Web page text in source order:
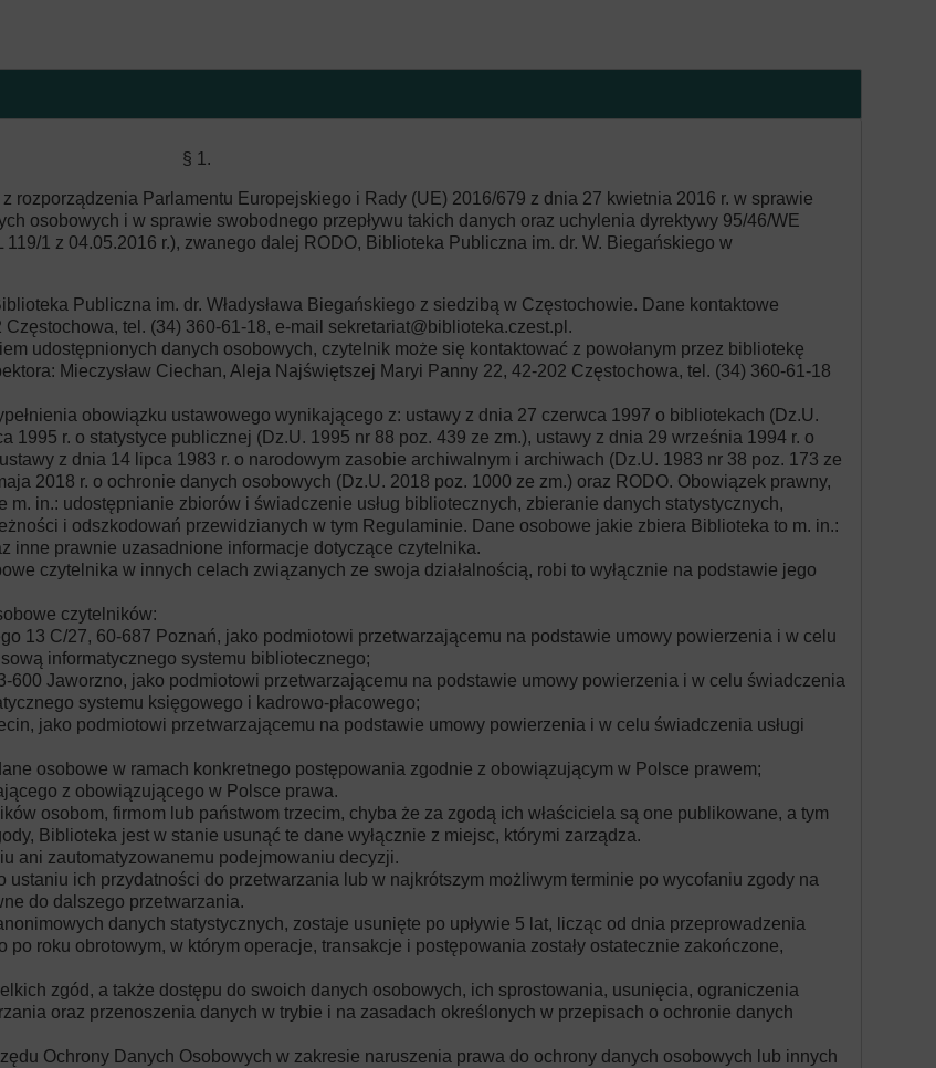
Newsletter
Małoletnich
§ 1.
Parlamentu Europejskiego i Rady (UE) 2016/679 z dnia 27 kwietnia 2016 r. w sprawie
osobowych i w sprawie swobodnego przepływu takich danych oraz uchylenia dyrektywy 95/46/WE
1 z 04.05.2016 r.), zwanego dalej RODO, Biblioteka Publiczna im. dr. W. Biegańskiego w
Publiczna im. dr. Władysława Biegańskiego z siedzibą w Częstochowie. Dane kontaktowe
tel. (34) 360-61-18, e-mail sekretariat@biblioteka.czest.pl .
udostępnionych danych osobowych, czytelnik może się kontaktować z powołanym przez bibliotekę
Mieczysław Ciechan, Aleja Najświętszej Maryi Panny 22, 42-202 Częstochowa, tel. (34) 360-61-18
obowiązku ustawowego wynikającego z: ustawy z dnia 27 czerwca 1997 o bibliotekach (Dz.U.
1995 r. o statystyce publicznej (Dz.U. 1995 nr 88 poz. 439 ze zm.), ustawy z dnia 29 września 1994 r. o
z dnia 14 lipca 1983 r. o narodowym zasobie archiwalnym i archiwach (Dz.U. 1983 nr 38 poz. 173 ze
2018 r. o ochronie danych osobowych (Dz.U. 2018 poz. 1000 ze zm.) oraz RODO. Obowiązek prawny,
in.: udostępnianie zbiorów i świadczenie usług bibliotecznych, zbieranie danych statystycznych,
i odszkodowań przewidzianych w tym Regulaminie. Dane osobowe jakie zbiera Biblioteka to m. in.:
inne prawnie uzasadnione informacje dotyczące czytelnika.
czytelnika w innych celach związanych ze swoja działalnością, robi to wyłącznie na podstawie jego
czytelników:
13 C/27, 60-687 Poznań, jako podmiotowi przetwarzającemu na podstawie umowy powierzenia i w celu
informatycznego systemu bibliotecznego;
600 Jaworzno, jako podmiotowi przetwarzającemu na podstawie umowy powierzenia i w celu świadczenia
systemu księgowego i kadrowo-płacowego;
jako podmiotowi przetwarzającemu na podstawie umowy powierzenia i w celu świadczenia usługi
osobowe w ramach konkretnego postępowania zgodnie z obowiązującym w Polsce prawem;
z obowiązującego w Polsce prawa.
osobom, firmom lub państwom trzecim, chyba że za zgodą ich właściciela są one publikowane, a tym
Biblioteka jest w stanie usunąć te dane wyłącznie z miejsc, którymi zarządza.
ani zautomatyzowanemu podejmowaniu decyzji.
ich przydatności do przetwarzania lub w najkrótszym możliwym terminie po wycofaniu zgody na
do dalszego przetwarzania.
danych statystycznych, zostaje usunięte po upływie 5 lat, licząc od dnia przeprowadzenia
roku obrotowym, w którym operacje, transakcje i postępowania zostały ostatecznie zakończone,
zgód, a także dostępu do swoich danych osobowych, ich sprostowania, usunięcia, ograniczenia
oraz przenoszenia danych w trybie i na zasadach określonych w przepisach o ochronie danych
Ochrony Danych Osobowych w zakresie naruszenia prawa do ochrony danych osobowych lub innych